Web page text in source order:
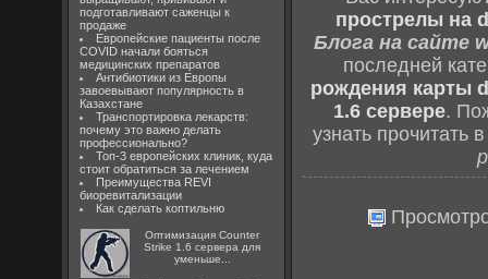
подготавливают саженцы к
продаже
Европейские пациенты после
COVID начали бояться
медицинских препаратов
Антибиотики из Европы
завоевывают популярность в
Казахстане
Транспортировка лекарств:
почему это важно делать
профессионально?
Топ-3 европейских клиник, куда
стоит обратиться за лечением
Преимущества REVI
биоревитализации
Как сделать коптильню
Оптимизация Counter
Strike 1.6 сервера для
уменьше...
прострелы на
Блога на сайте
последней
рождения карты
1.6 сервере.
узнать прочитать